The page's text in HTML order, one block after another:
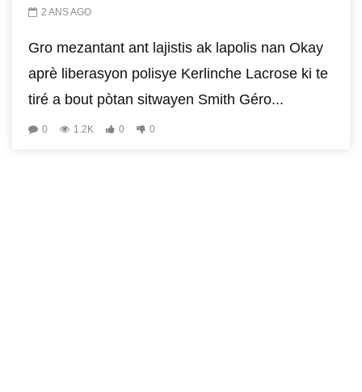
2 ANS AGO
Gro mezantant ant lajistis ak lapolis nan Okay
aprè liberasyon polisye Kerlinche Lacrose ki te
tiré a bout pòtan sitwayen Smith Géro...
0 1.2K 0 0